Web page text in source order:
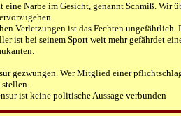
eine Narbe im Gesicht, genannt Schmiß. Wir
Verletzungen ist das Fechten ungefährlich.
ist bei seinem Sport weit mehr gefährdet
gezwungen. Wer Mitglied einer
ist keine politische Aussage verbunden